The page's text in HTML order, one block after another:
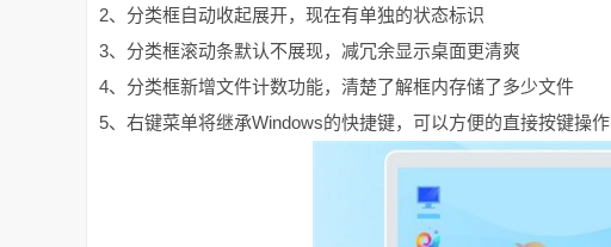
2、分类框自动收起展开，现在有单独的状态标识
3、分类框滚动条默认不展现，减冗余显示桌面更清爽
4、分类框新增文件计数功能，清楚了解框内存储了多少文件
5、右键菜单将继承Windows的快捷键，可以方便的直接按键操作